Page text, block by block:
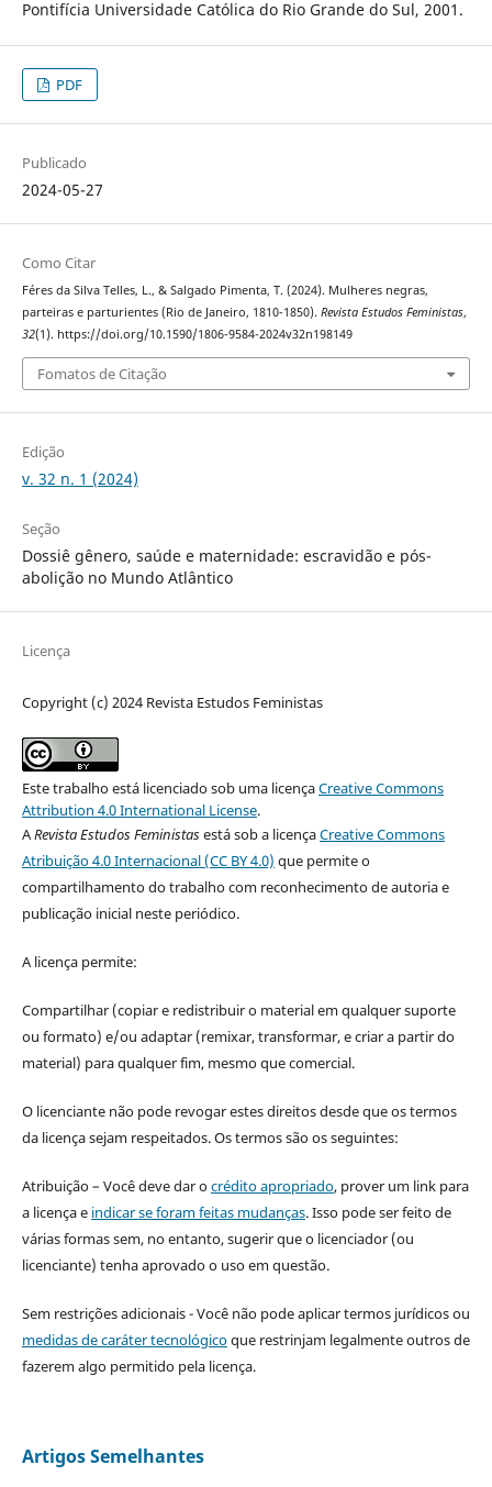
Pontifícia Universidade Católica do Rio Grande do Sul, 2001.
PDF
Publicado
2024-05-27
Como Citar
Féres da Silva Telles, L., & Salgado Pimenta, T. (2024). Mulheres negras,
parteiras e parturientes (Rio de Janeiro, 1810-1850). Revista Estudos Feministas,
32(1). https://doi.org/10.1590/1806-9584-2024v32n198149
Fomatos de Citação
Edição
v. 32 n. 1 (2024)
Seção
Dossiê gênero, saúde e maternidade: escravidão e pós-
abolição no Mundo Atlântico
Licença
Copyright (c) 2024 Revista Estudos Feministas
Este trabalho está licenciado sob uma licençaCreative Commons
Attribution 4.0 International License.
ARevista Estudos Feministasestá sob a licençaCreative Commons
Atribuição 4.0 Internacional (CC BY 4.0) que permite o
compartilhamento do trabalho com reconhecimento de autoria e
publicação inicial neste periódico.
A licença permite:
Compartilhar (copiar e redistribuir o material em qualquer suporte
ou formato) e/ou adaptar (remixar, transformar, e criar a partir do
material) para qualquer fim, mesmo que comercial.
O licenciante não pode revogar estes direitos desde que os termos
da licença sejam respeitados. Os termos são os seguintes:
Atribuição – Você deve dar ocrédito apropriado, prover um link para
a licença e indicar se foram feitas mudanças. Isso pode ser feito de
várias formas sem, no entanto, sugerir que o licenciador (ou
licenciante) tenha aprovado o uso em questão.
Sem restrições adicionais - Você não pode aplicar termos jurídicos ou
medidas de caráter tecnológicoque restrinjam legalmente outros de
fazerem algo permitido pela licença.
Artigos Semelhantes